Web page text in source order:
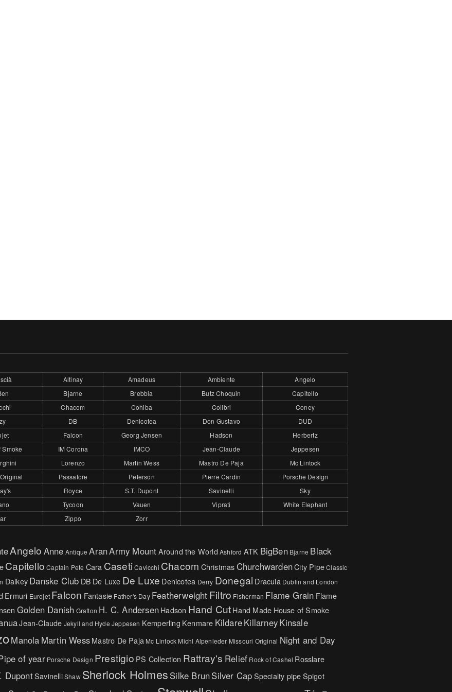
Altinay Amadeus Ambiente
Angelo
Bjarne Brebbia Butz Choquin
Capitello
Chacom Cohiba Colibri
Coney
DB Denicotea Don Gustavo
DUD
Falcon Georg Jensen Hadson
Herbertz
Smoke IM Corona IMCO Jean-Claude
Jeppesen
Lorenzo Martin Wess Mastro De Paja
Mc Lintock
Passatore Peterson Pierre Cardin
Porsche Design
Royce S.T. Dupont Savinelli
Sky
Tycoon Vauen Viprati
White Elephant
Zippo Zorr
Angelo Anne Antique AranArmy MountAround the World Ashford ATK BigBen Bjarne Black
Capitello Captain Pete Cara CasetiCavicchi Chacom ChristmasChurchwardenCity PipeClassic
DalkeyDanske Club DB De Luxe De Luxe Denicotea Derry Donegal Dracula Dublin and London
Ermuri Eurojet Falcon Fantasie Father's Day Featherweight Filtro Fisherman Flame Grain Flame
Golden Danish Grafton H. C. AndersenHadson Hand CutHand Made House of Smoke
Jean-Claude Jekyll and Hyde Jeppesen Kemperling Kenmare KildareKillarneyKinsale
Manola Martin WessMastro De Paja Mc Lintock Michl Alpenleder Missouri Original Night and Day
of year Porsche Design Prestigio PS Collection Rattray's Relief Rock of Cashel Rosslare
DupontSavinelliShaw Sherlock Holmes Silke BrunSilver CapSpecialty pipeSpigot